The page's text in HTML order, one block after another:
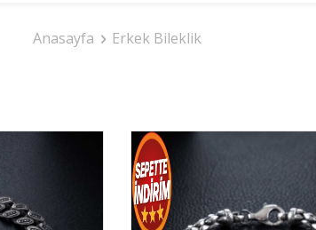
Anasayfa Erkek Bileklik